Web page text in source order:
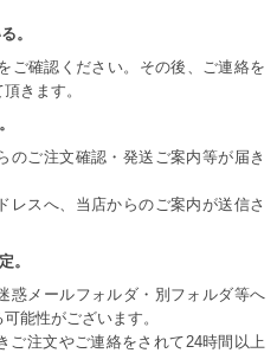
。
ご確認ください。その後、ご連絡を
きます。
のご注文確認・発送ご案内等が届き
レスへ、当店からのご案内が送信さ
。
惑メールフォルダ・別フォルダ等へ
能性がございます。
ご注文やご連絡をされて24時間以上